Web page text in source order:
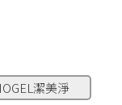
潔美淨